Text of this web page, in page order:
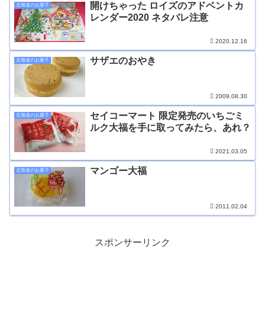
北海道のお菓子
開けちゃった ロイズのアドベントカ
レンダー2020 ネタバレ注意
2020.12.16
北海道のお菓子 サザエのおやき
2009.08.30
北海道のお菓子
セイコーマート 限定発売のいちごミ
ルク大福を手に取ってみたら、あれ？
2021.03.05
北海道のお菓子 マンゴー大福
2011.02.04
スポンサーリンク